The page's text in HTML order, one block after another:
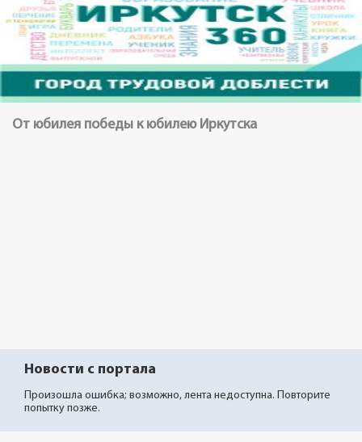
От юбилея победы к юбилею Иркутска
Новости с портала
Произошла ошибка; возможно, лента недоступна. Повторите
попытку позже.